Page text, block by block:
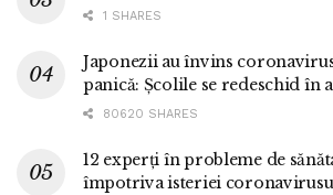
1 SHARES
Japonezii au învins
panică: Școlile se redeschid în
80620 SHARES
12 experți în probleme de
împotriva isteriei